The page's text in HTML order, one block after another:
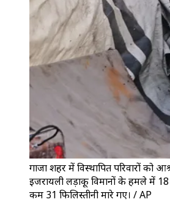
गाजा शहर में विस्थापित परिवारों को
इजरायली लड़ाकू विमानों के हमले में
कम 31 फिलिस्तीनी मारे गए। / AP